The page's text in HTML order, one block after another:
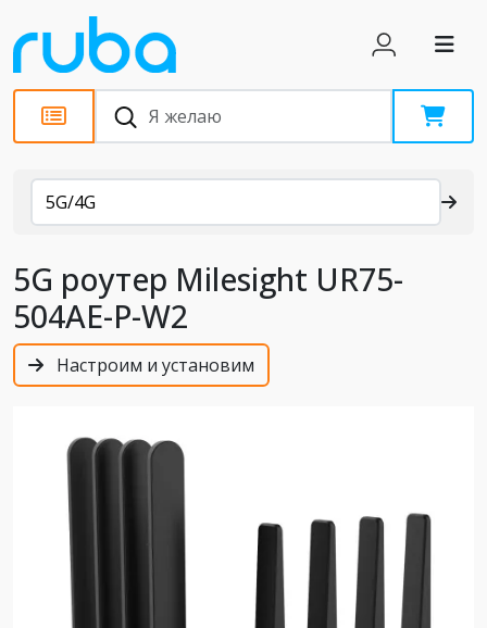
Каталог
5G/4G
5G роутер Milesight UR75-
504AE-P-W2
Настроим и установим